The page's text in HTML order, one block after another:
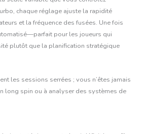
chaque réglage ajuste la rapidité
et la fréquence des fusées. Une fois
pour les joueurs qui
plutôt que la planification stratégique
les sessions serrées ; vous n’êtes jamais
long spin ou à analyser des systèmes de